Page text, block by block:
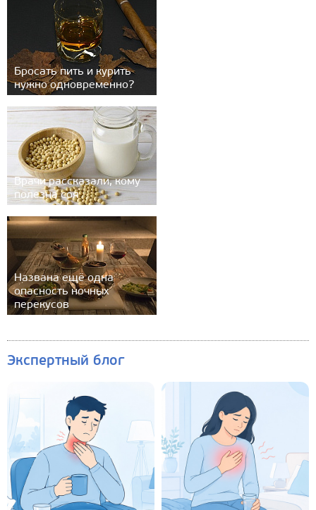
Бросать пить и курить
нужно одновременно?
Врачи рассказали, кому
полезна соя
Названа ещё одна
опасность ночных
перекусов
Экспертный блог